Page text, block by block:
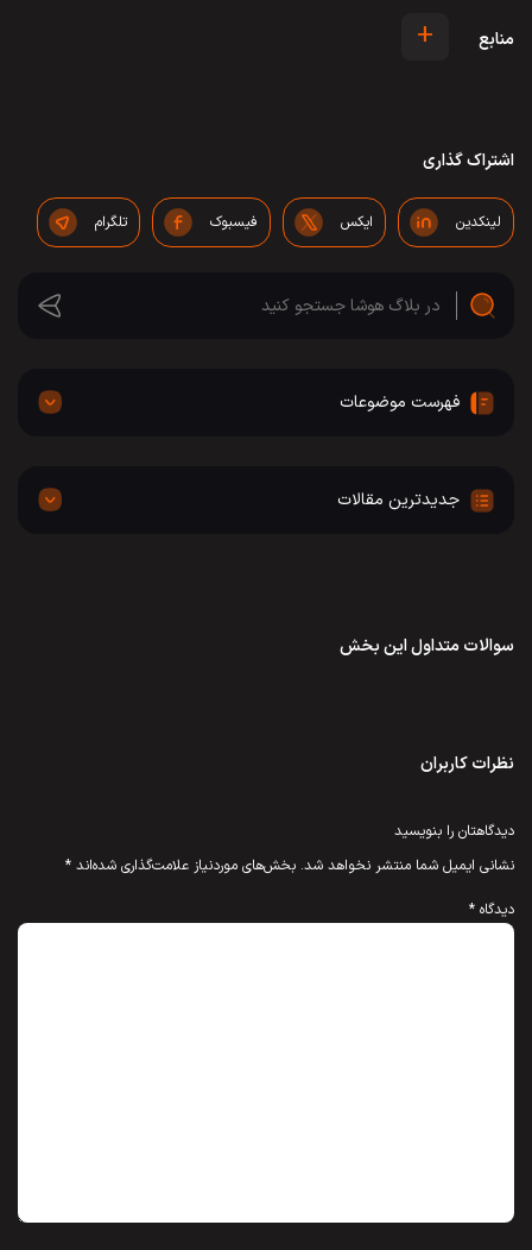
منابع +
اشتراک گذاری
لینکدین ایکس فیسبوک تلگرام
فهرست موضوعات
جدیدترین مقالات
سوالات متداول این بخش
نظرات کاربران
دیدگاهتان را بنویسید
نشانی ایمیل شما منتشر نخواهد شد. بخش‌های موردنیاز علامت‌گذاری شده‌اند *
دیدگاه *